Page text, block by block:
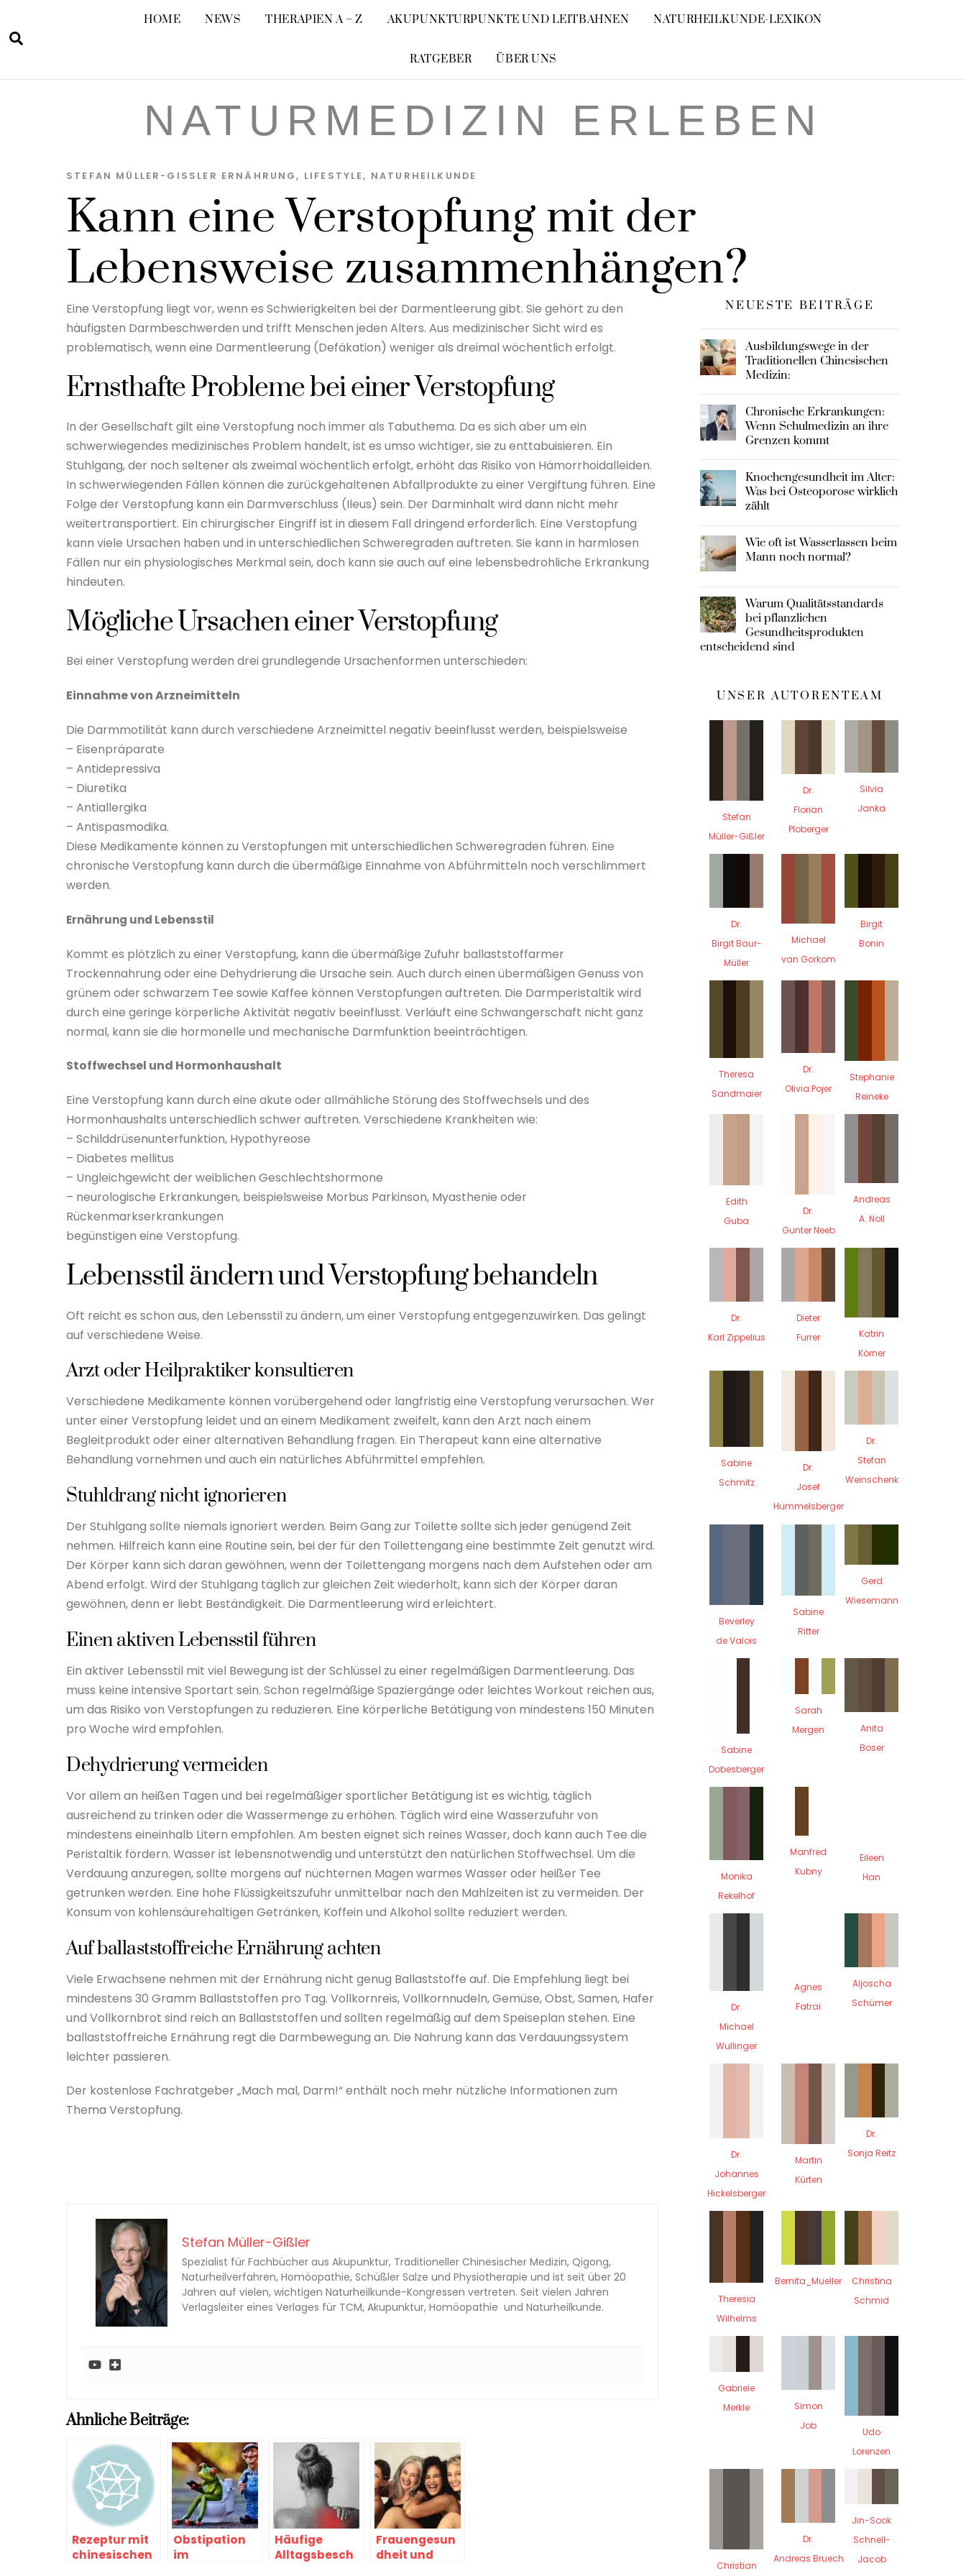
content
NATURMEDIZIN ERLEBEN
HOME NEWS THERAPIEN A – Z AKUPUNKTURPUNKTE UND LEITBAHNEN NATURHEILKUNDE-LEXIKON
RATGEBER ÜBER UNS
Kann eine Verstopfung mit der
Lebensweise zusammenhängen?
STEFAN MÜLLER-GISSLER ERNÄHRUNG, LIFESTYLE, NATURHEILKUNDE
Eine Verstopfung liegt vor, wenn es Schwierigkeiten bei der Darmentleerung gibt. Sie gehört zu den
häufigsten Darmbeschwerden und trifft Menschen jeden Alters. Aus medizinischer Sicht wird es
problematisch, wenn eine Darmentleerung (Defäkation) weniger als dreimal wöchentlich erfolgt.
Ernsthafte Probleme bei einer Verstopfung
In der Gesellschaft gilt eine Verstopfung noch immer als Tabuthema. Da es sich aber um ein
schwerwiegendes medizinisches Problem handelt, ist es umso wichtiger, sie zu enttabuisieren. Ein
Stuhlgang, der noch seltener als zweimal wöchentlich erfolgt, erhöht das Risiko von Hämorrhoidalleiden.
In schwerwiegenden Fällen können die zurückgehaltenen Abfallprodukte zu einer Vergiftung führen. Eine
Folge der Verstopfung kann ein Darmverschluss (Ileus) sein. Der Darminhalt wird dann nicht mehr
weitertransportiert. Ein chirurgischer Eingriff ist in diesem Fall dringend erforderlich. Eine Verstopfung
kann viele Ursachen haben und in unterschiedlichen Schweregraden auftreten. Sie kann in harmlosen
Fällen nur ein physiologisches Merkmal sein, doch kann sie auch auf eine lebensbedrohliche Erkrankung
hindeuten.
Mögliche Ursachen einer Verstopfung
Bei einer Verstopfung werden drei grundlegende Ursachenformen unterschieden:
Einnahme von Arzneimitteln
Die Darmmotilität kann durch verschiedene Arzneimittel negativ beeinflusst werden, beispielsweise
– Eisenpräparate
– Antidepressiva
– Diuretika
– Antiallergika
– Antispasmodika.
Diese Medikamente können zu Verstopfungen mit unterschiedlichen Schweregraden führen. Eine
chronische Verstopfung kann durch die übermäßige Einnahme von Abführmitteln noch verschlimmert
werden.
Ernährung und Lebensstil
Kommt es plötzlich zu einer Verstopfung, kann die übermäßige Zufuhr ballaststoffarmer
Trockennahrung oder eine Dehydrierung die Ursache sein. Auch durch einen übermäßigen Genuss von
grünem oder schwarzem Tee sowie Kaffee können Verstopfungen auftreten. Die Darmperistaltik wird
durch eine geringe körperliche Aktivität negativ beeinflusst. Verläuft eine Schwangerschaft nicht ganz
normal, kann sie die hormonelle und mechanische Darmfunktion beeinträchtigen.
Stoffwechsel und Hormonhaushalt
Eine Verstopfung kann durch eine akute oder allmähliche Störung des Stoffwechsels und des
Hormonhaushalts unterschiedlich schwer auftreten. Verschiedene Krankheiten wie:
– Schilddrüsenunterfunktion, Hypothyreose
– Diabetes mellitus
– Ungleichgewicht der weiblichen Geschlechtshormone
– neurologische Erkrankungen, beispielsweise Morbus Parkinson, Myasthenie oder
Rückenmarkserkrankungen
begünstigen eine Verstopfung.
Lebensstil ändern und Verstopfung behandeln
Oft reicht es schon aus, den Lebensstil zu ändern, um einer Verstopfung entgegenzuwirken. Das gelingt
auf verschiedene Weise.
Arzt oder Heilpraktiker konsultieren
Verschiedene Medikamente können vorübergehend oder langfristig eine Verstopfung verursachen. Wer
unter einer Verstopfung leidet und an einem Medikament zweifelt, kann den Arzt nach einem
Begleitprodukt oder einer alternativen Behandlung fragen. Ein Therapeut kann eine alternative
Behandlung vornehmen und auch ein natürliches Abführmittel empfehlen.
Stuhldrang nicht ignorieren
Der Stuhlgang sollte niemals ignoriert werden. Beim Gang zur Toilette sollte sich jeder genügend Zeit
nehmen. Hilfreich kann eine Routine sein, bei der für den Toilettengang eine bestimmte Zeit genutzt wird.
Der Körper kann sich daran gewöhnen, wenn der Toilettengang morgens nach dem Aufstehen oder am
Abend erfolgt. Wird der Stuhlgang täglich zur gleichen Zeit wiederholt, kann sich der Körper daran
gewöhnen, denn er liebt Beständigkeit. Die Darmentleerung wird erleichtert.
Einen aktiven Lebensstil führen
Ein aktiver Lebensstil mit viel Bewegung ist der Schlüssel zu einer regelmäßigen Darmentleerung. Das
muss keine intensive Sportart sein. Schon regelmäßige Spaziergänge oder leichtes Workout reichen aus,
um das Risiko von Verstopfungen zu reduzieren. Eine körperliche Betätigung von mindestens 150 Minuten
pro Woche wird empfohlen.
Dehydrierung vermeiden
Vor allem an heißen Tagen und bei regelmäßiger sportlicher Betätigung ist es wichtig, täglich
ausreichend zu trinken oder die Wassermenge zu erhöhen. Täglich wird eine Wasserzufuhr von
mindestens eineinhalb Litern empfohlen. Am besten eignet sich reines Wasser, doch kann auch Tee die
Peristaltik fördern. Wasser ist lebensnotwendig und unterstützt den natürlichen Stoffwechsel. Um die
Verdauung anzuregen, sollte morgens auf nüchternen Magen warmes Wasser oder heißer Tee
getrunken werden. Eine hohe Flüssigkeitszufuhr unmittelbar nach den Mahlzeiten ist zu vermeiden. Der
Konsum von kohlensäurehaltigen Getränken, Koffein und Alkohol sollte reduziert werden.
Auf ballaststoffreiche Ernährung achten
Viele Erwachsene nehmen mit der Ernährung nicht genug Ballaststoffe auf. Die Empfehlung liegt bei
mindestens 30 Gramm Ballaststoffen pro Tag. Vollkornreis, Vollkornnudeln, Gemüse, Obst, Samen, Hafer
und Vollkornbrot sind reich an Ballaststoffen und sollten regelmäßig auf dem Speiseplan stehen. Eine
ballaststoffreiche Ernährung regt die Darmbewegung an. Die Nahrung kann das Verdauungssystem
leichter passieren.
Der kostenlose Fachratgeber „Mach mal, Darm!“ enthält noch mehr nützliche Informationen zum
Thema Verstopfung.
Stefan Müller-Gißler
Spezialist für Fachbücher aus Akupunktur, Traditioneller Chinesischer Medizin, Qigong,
Naturheilverfahren, Homöopathie, Schüßler Salze und Physiotherapie und ist seit über 20
Jahren auf vielen, wichtigen Naturheilkunde-Kongressen vertreten. Seit vielen Jahren
Verlagsleiter eines Verlages für TCM, Akupunktur, Homöopathie und Naturheilkunde.
Ahnliche Beiträge:
Rezeptur mit
chinesischen
Obstipation
im
Häufige
Alltagsbesch
Frauengesun
dheit und
NEUESTE BEITRÄGE
Ausbildungswege in der
Traditionellen Chinesischen
Medizin:
Chronische Erkrankungen:
Wenn Schulmedizin an ihre
Grenzen kommt
Knochengesundheit im Alter:
Was bei Osteoporose wirklich
zählt
Wie oft ist Wasserlassen beim
Mann noch normal?
Warum Qualitätsstandards
bei pflanzlichen
Gesundheitsprodukten
entscheidend sind
UNSER AUTORENTEAM
Stefan
Müller-Gißler
Dr.
Florian
Ploberger
Silvia
Janka
Dr.
Birgit Baur-
Müller
Michael
van Gorkom
Birgit
Bonin
Theresa
Sandmaier
Dr.
Olivia Pojer
Stephanie
Reineke
Edith
Guba
Dr.
Gunter Neeb
Andreas
A. Noll
Dr.
Karl Zippelius
Dieter
Furrer
Katrin
Körner
Sabine
Schmitz
Dr.
Josef
Hummelsberger
Dr.
Stefan
Weinschenk
Beverley
de Valois
Sabine
Ritter
Gerd
Wiesemann
Sabine
Dobesberger
Sarah
Mergen
Anita
Boser
Monika
Rekelhof
Manfred
Kubny
Eileen
Han
Dr.
Michael
Wullinger
Agnes
Fatrai
Aljoscha
Schümer
Dr.
Johannes
Hickelsberger
Martin
Kürten
Dr.
Sonja Reitz
Theresia
Wilhelms
Bernita_Mueller
Christina
Schmid
Gabriele
Merkle
Simon
Job
Udo
Lorenzen
Christian
Dr.
Andreas Bruech
Jin-Sook
Schnell-
Jacob